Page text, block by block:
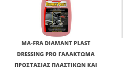
MA-FRA DIAMANT PLAST
DRESSING PRO ΓΑΛΑΚΤΩΜΑ
ΠΡΟΣΤΑΣΙΑΣ ΠΛΑΣΤΙΚΩΝ ΚΑΙ